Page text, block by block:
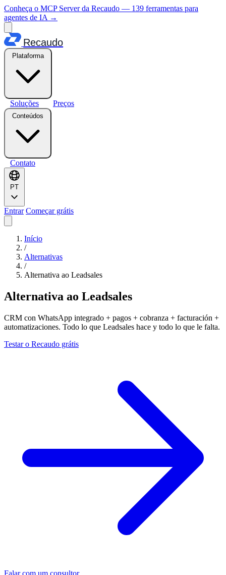
Conheça o MCP Server da Recaudo — 139 ferramentas para
agentes de IA →
Recaudo
Plataforma
Soluções Preços
Conteúdos
Contato
PT
Entrar Começar grátis
Início
/
Alternativas
/
Alternativa ao Leadsales
Alternativa ao Leadsales
CRM con WhatsApp integrado + pagos + cobranza + facturación +
automatizaciones. Todo lo que Leadsales hace y todo lo que le falta.
Testar o Recaudo grátis
Falar com um consultor